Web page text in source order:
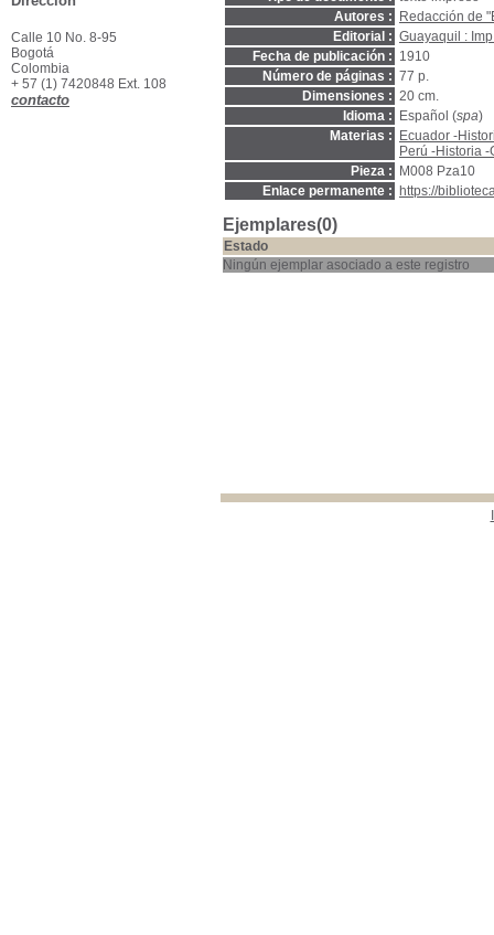
Autores :
Redacción de
Editorial : Guayaquil :
Fecha de publicación : 1910
Número de páginas : 77 p.
Dimensiones : 20 cm.
Idioma :
Español (spa)
Materias :
Ecuador -
Perú -Historia
Pieza :
M008 Pza10
Enlace permanente :
https://
Ejemplares(0)
Estado
Ningún ejemplar asociado a este registro
Calle 10 No. 8-95
Bogotá
Colombia
+ 57 (1) 7420848 Ext. 108
contacto